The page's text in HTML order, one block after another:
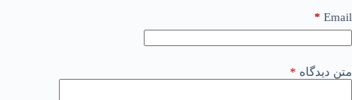
Email
*
متن دیدگاه *